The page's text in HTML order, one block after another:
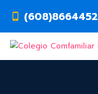
(608)8664452